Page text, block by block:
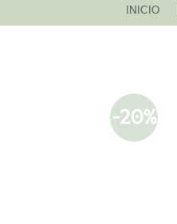
INICIO
-20%